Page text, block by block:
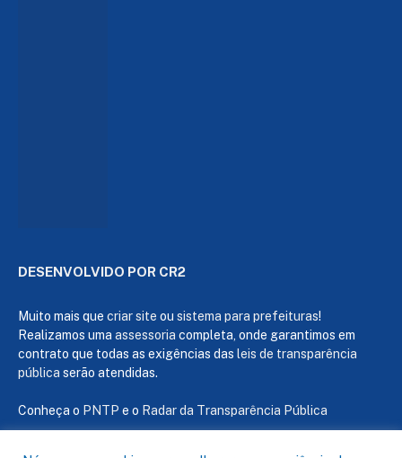
DESENVOLVIDO POR CR2
Muito mais que criar site ou sistema para prefeituras!
Realizamos uma assessoria completa, onde garantimos em
contrato que todas as exigências das leis de transparência
pública serão atendidas.
Conheça o PNTP e o Radar da Transparência Pública